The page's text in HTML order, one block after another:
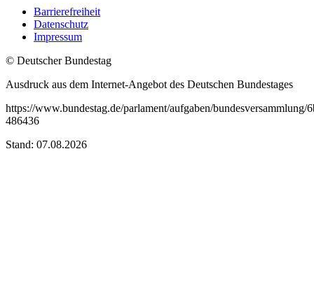
Barrierefreiheit
Datenschutz
Impressum
© Deutscher Bundestag
Ausdruck aus dem Internet-Angebot des Deutschen Bundestages
https://www.bundestag.de/parlament/aufgaben/bundesversammlung/
486436
Stand: 07.08.2026